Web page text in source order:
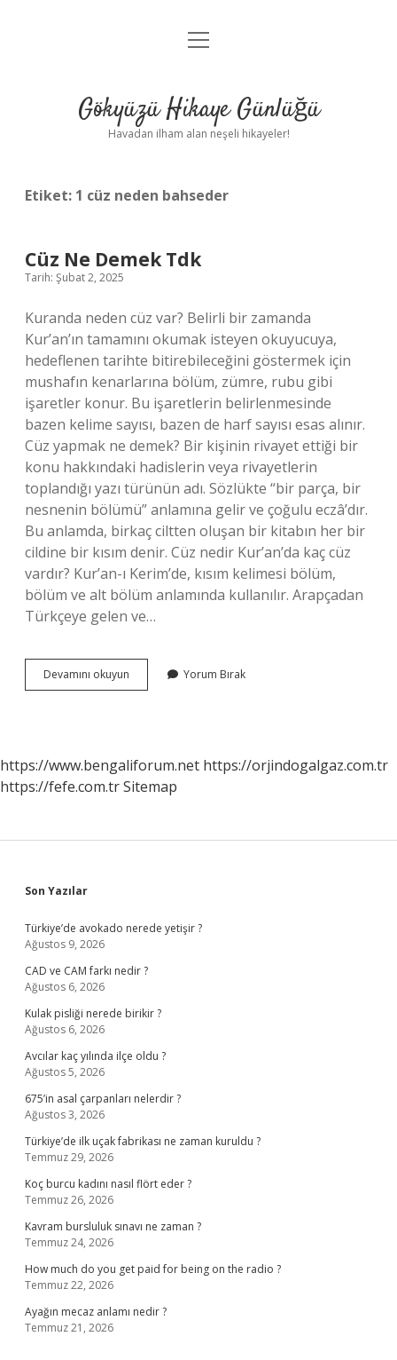
Anasayfa
Yasal Uyarı
menüyü
Gökyüzü Hikaye Günlüğü
Havadan ilham alan neşeli hikayeler!
Etiket: 1 cüz neden bahseder
Cüz Ne Demek Tdk
Tarih: Şubat 2, 2025
Kuranda neden cüz var? Belirli bir zamanda
Kur’an’ın tamamını okumak isteyen okuyucuya,
hedeflenen tarihte bitirebileceğini göstermek için
mushafın kenarlarına bölüm, zümre, rubu gibi
işaretler konur. Bu işaretlerin belirlenmesinde
bazen kelime sayısı, bazen de harf sayısı esas alınır.
Cüz yapmak ne demek? Bir kişinin rivayet ettiği bir
konu hakkındaki hadislerin veya rivayetlerin
toplandığı yazı türünün adı. Sözlükte “bir parça, bir
nesnenin bölümü” anlamına gelir ve çoğulu eczâ’dır.
Bu anlamda, birkaç ciltten oluşan bir kitabın her bir
cildine bir kısım denir. Cüz nedir Kur’an’da kaç cüz
vardır? Kur’an-ı Kerim’de, kısım kelimesi bölüm,
bölüm ve alt bölüm anlamında kullanılır. Arapçadan
Türkçeye gelen ve…
Devamını okuyun
Ne
Yorum Bırak
https://www.bengaliforum.net https://orjindogalgaz.com.tr
https://fefe.com.trSitemap
Sidebar
Son Yazılar
Türkiye’de avokado nerede yetişir ?
Ağustos 9, 2026
CAD ve CAM farkı nedir ?
Ağustos 6, 2026
Kulak pisliği nerede birikir ?
Ağustos 6, 2026
Avcılar kaç yılında ilçe oldu ?
Ağustos 5, 2026
675’in asal çarpanları nelerdir ?
Ağustos 3, 2026
Türkiye’de ilk uçak fabrikası ne zaman kuruldu ?
Temmuz 29, 2026
Koç burcu kadını nasıl flört eder ?
Temmuz 26, 2026
Kavram bursluluk sınavı ne zaman ?
Temmuz 24, 2026
How much do you get paid for being on the radio ?
Temmuz 22, 2026
Ayağın mecaz anlamı nedir ?
Temmuz 21, 2026